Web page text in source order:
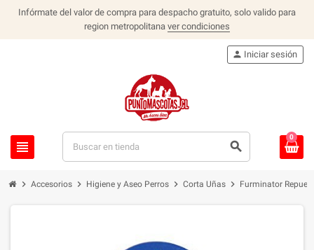
Infórmate del valor de compra para despacho gratuito, solo valido para
region metropolitana ver condiciones
view_headline search
person Iniciar sesión
0
chevron_right Accesorios chevron_right Higiene y Aseo Perros chevron_right Corta Uñas chevron_right Furminator